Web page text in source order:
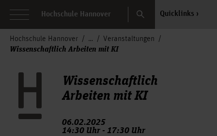
Hochschule Hannover Search Quicklinks
Hochschule Hannover Veranstaltungen
Wissenschaftlich Arbeiten mit KI
Wissenschaftlich
Arbeiten mit KI
06.02.2025
14:30 Uhr - 17:30 Uhr